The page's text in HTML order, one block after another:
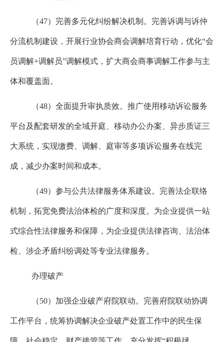
（47）完善多元化纠纷解决机制。完善诉调与诉仲
分流机制建设，开展行业协会商会调解培育行动，优化“会
员调解+调解员”调解模式，扩大商会商事调解工作参与主
体和覆盖面。
（48）全面提升审执质效。推广使用移动诉讼服务
平台及配套研发的全域开庭、移动办公办案、异步质证三
大系统，实现缴费、调解、庭审等多项诉讼服务在线完
成，减少办案时间和成本。
（49）参与公共法律服务体系建设。完善法企联络
机制，拓宽免费法治体检的广度和深度。为企业提供一站
式综合性法律服务和保障，为企业提供法律咨询、法治体
检、涉企矛盾纠纷调处等专业法律服务。
办理破产
（50）加强企业破产府院联动。完善府院联动协调
工作平台，统筹协调解决企业破产处置工作中的民生保